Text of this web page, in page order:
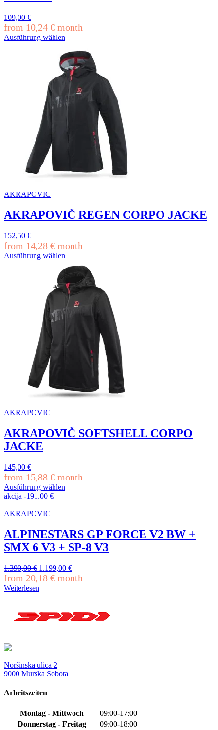
Optionen
können
auf
der
109,00 €
from 10,24 € month
Ausführung wählen
Produktseite
AKRAPOVIC
AKRAPOVIČ REGEN CORPO JACKE
152,50 €
from 14,28 € month
Ausführung wählen
Produktseite
AKRAPOVIC
AKRAPOVIČ SOFTSHELL CORPO
JACKE
145,00 €
from 15,88 € month
Ausführung wählen
Dieses
weist
Varianten
auf.
Die
können
auf
der
Produktseite
akcija -191,00 €
AKRAPOVIC
ALPINESTARS GP FORCE V2 BW +
SMX 6 V3 + SP-8 V3
1.390,00€ Ursprünglicher
Preis
war:
1.390,00 €
1.199,00 €Aktueller
Preis
from 20,18 € month
Weiterlesen
Noršinska ulica 2
9000 Murska Sobota
Arbeitszeiten
Montag - Mittwoch
09:00-17:00
Donnerstag - Freitag
09:00-18:00